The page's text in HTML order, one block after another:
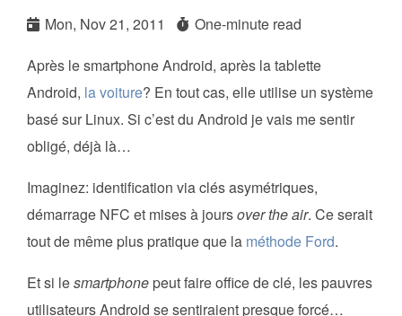
Mon, Nov 21, 2011
One-minute read
Après le smartphone Android, après la tablette
Android, la voiture? En tout cas, elle utilise un système
basé sur Linux. Si c’est du Android je vais me sentir
obligé, déjà là…
Imaginez: identification via clés asymétriques,
démarrage NFC et mises à joursover the air. Ce serait
tout de même plus pratique que la méthode Ford.
Et si lesmartphone peut faire office de clé, les pauvres
utilisateurs Android se sentiraient presque forcé…